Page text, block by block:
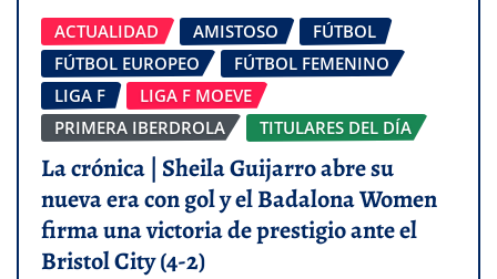
ACTUALIDAD AMISTOSO
FÚTBOL
FÚTBOL EUROPEO
FÚTBOL FEMENINO
LIGA F
LIGA F MOEVE
PRIMERA IBERDROLA
TITULARES DEL DÍA
La crónica | Sheila Guijarro abre su
nueva era con gol y el Badalona Women
firma una victoria de prestigio ante el
Bristol City (4-2)